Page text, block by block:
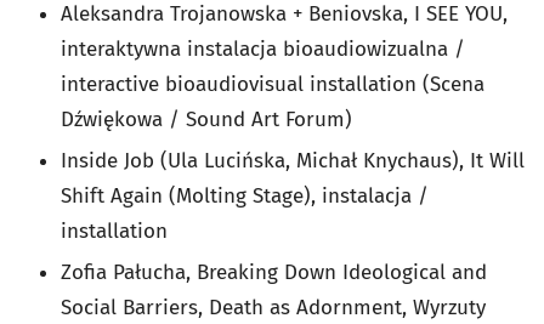
Aleksandra Trojanowska + Beniovska, I SEE YOU,
interaktywna instalacja bioaudiowizualna /
interactive bioaudiovisual installation (Scena
Dźwiękowa / Sound Art Forum)
Inside Job (Ula Lucińska, Michał Knychaus), It Will
Shift Again (Molting Stage), instalacja /
installation
Zofia Pałucha, Breaking Down Ideological and
Social Barriers, Death as Adornment, Wyrzuty